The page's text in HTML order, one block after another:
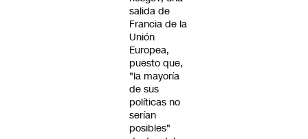
salida de
Francia de la
Unión
Europea,
puesto que,
"la mayoría
de sus
políticas no
serían
posibles"